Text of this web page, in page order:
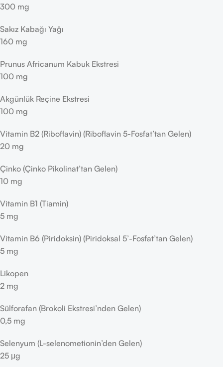
300 mg
Sakız Kabağı Yağı
160 mg
Prunus Africanum Kabuk Ekstresi
100 mg
Akgünlük Reçine Ekstresi
100 mg
Vitamin B2 (Riboflavin) (Riboflavin 5-Fosfat’tan Gelen)
20 mg
Çinko (Çinko Pikolinat’tan Gelen)
10 mg
Vitamin B1 (Tiamin)
5 mg
Vitamin B6 (Piridoksin) (Piridoksal 5’-Fosfat’tan Gelen)
5 mg
Likopen
2 mg
Sülforafan (Brokoli Ekstresi’nden Gelen)
0,5 mg
Selenyum (L-selenometionin’den Gelen)
25 μg